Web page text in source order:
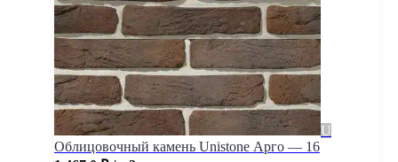
Облицовочный камень Unistone Арго — 16